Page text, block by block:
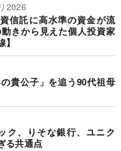
2026
信託に高水準の資金が流
きから見えた個人投資家
貴公子」を追う90代祖母
ク、りそな銀行、ユニク
る共通点